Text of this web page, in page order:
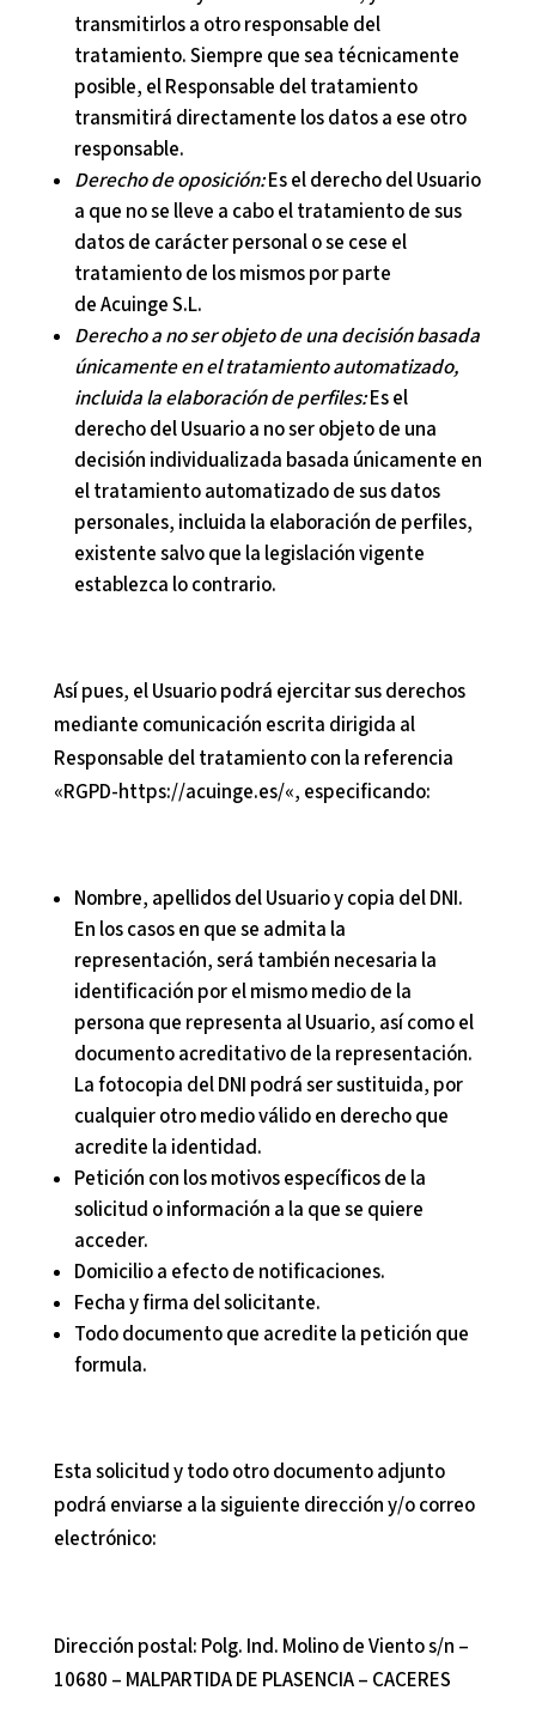
transmitirlos a otro responsable del
tratamiento. Siempre que sea técnicamente
posible, el Responsable del tratamiento
transmitirá directamente los datos a ese otro
responsable.
Derecho de oposición:Es el derecho del Usuario
a que no se lleve a cabo el tratamiento de sus
datos de carácter personal o se cese el
tratamiento de los mismos por parte
deAcuinge S.L.
Derecho a no ser objeto de una decisión basada
únicamente en el tratamiento automatizado,
incluida la elaboración de perfiles:Es el
derecho del Usuario a no ser objeto de una
decisión individualizada basada únicamente en
el tratamiento automatizado de sus datos
personales, incluida la elaboración de perfiles,
existente salvo que la legislación vigente
establezca lo contrario.
Así pues, el Usuario podrá ejercitar sus derechos
mediante comunicación escrita dirigida al
Responsable del tratamiento con la referencia
«RGPD-https://acuinge.es/«, especificando:
Nombre, apellidos del Usuario y copia del DNI.
En los casos en que se admita la
representación, será también necesaria la
identificación por el mismo medio de la
persona que representa al Usuario, así como el
documento acreditativo de la representación.
La fotocopia del DNI podrá ser sustituida, por
cualquier otro medio válido en derecho que
acredite la identidad.
Petición con los motivos específicos de la
solicitud o información a la que se quiere
acceder.
Domicilio a efecto de notificaciones.
Fecha y firma del solicitante.
Todo documento que acredite la petición que
formula.
Esta solicitud y todo otro documento adjunto
podrá enviarse a la siguiente dirección y/o correo
electrónico:
Dirección postal: Polg. Ind. Molino de Viento s/n –
10680 – MALPARTIDA DE PLASENCIA – CACERES